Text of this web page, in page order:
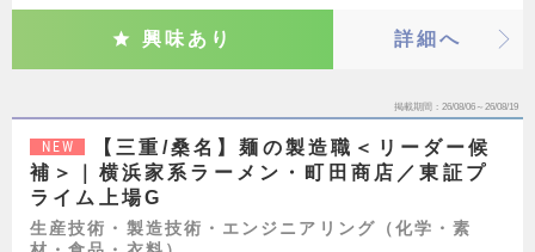
興味あり 詳細へ
掲載期間 26/08/06～26/08/19
NEW
【三重/桑名】麺の製造職＜リーダー候
補＞｜横浜家系ラーメン・町田商店／東証プ
ライム上場G
生産技術・製造技術・エンジニアリング（化学・素